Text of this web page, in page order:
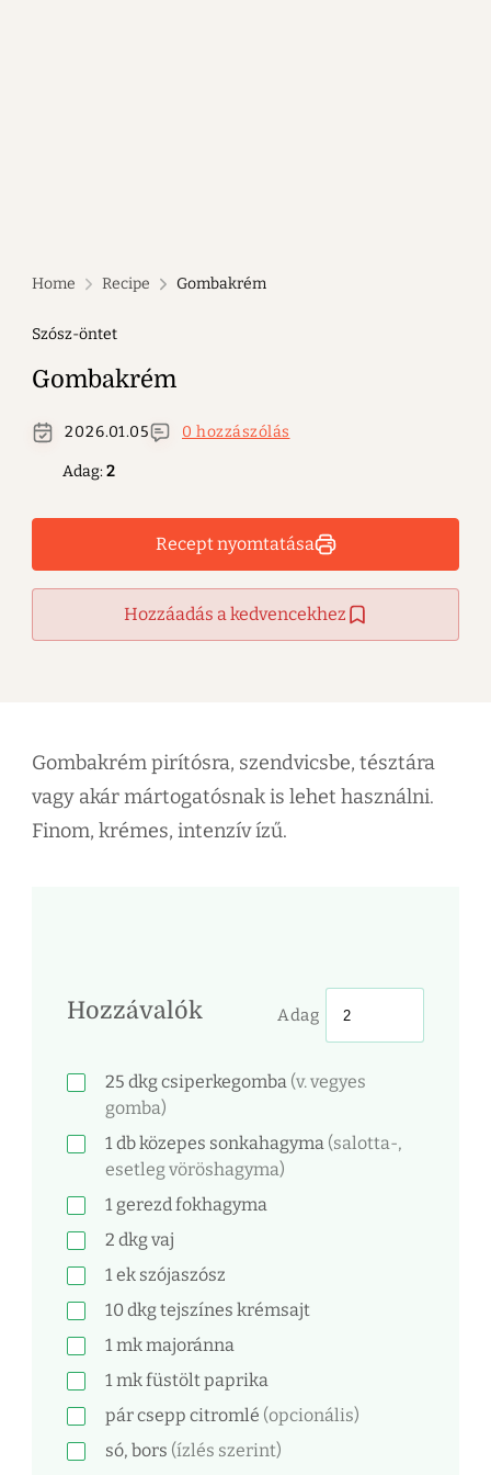
Home Recipe Gombakrém
Szósz-öntet
Gombakrém
2026.01.05 0 hozzászólás
Adag:2
Recept nyomtatása
Hozzáadás a kedvencekhez
Gombakrém pirítósra, szendvicsbe, tésztára
vagy akár mártogatósnak is lehet használni.
Finom, krémes, intenzív ízű.
Hozzávalók Adag
25 dkgcsiperkegomba (v. vegyes
gomba)
1dbközepes sonkahagyma (salotta-,
esetleg vöröshagyma)
1 gerezdfokhagyma
2 dkgvaj
1ek szójaszósz
10dkgtejszínes krémsajt
1mkmajoránna
1mkfüstölt paprika
pár csepp citromlé (opcionális)
só, bors (ízlés szerint)